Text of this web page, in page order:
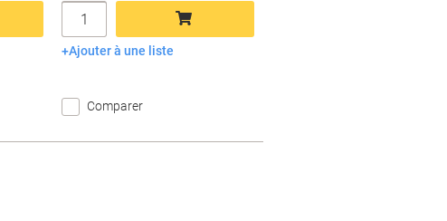
Quantité
Ajouter au panier
Ajouter à une liste
Comparer